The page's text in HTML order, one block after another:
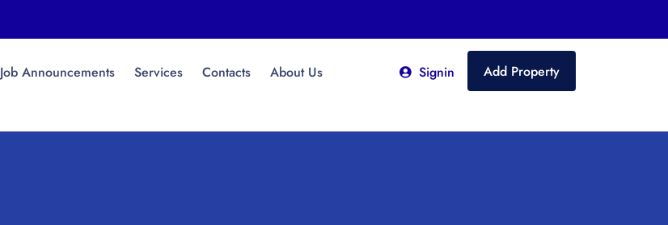
Job Announcements Services Contacts About Us Signin Add Property